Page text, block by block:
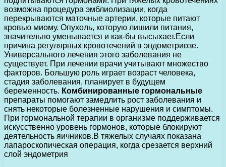
возможна процедура эмблиолизации, когда
перекрываются маточные артерии, которые питают
кровью миому. Опухоль, которую лишили питания,
значительно уменьшается и как-бы высыхает.Если
причина регулярных кровотечений в эндометриозе.
Универсального лечения этого заболевания не
существует. При лечении врачи учитывают множество
факторов. Большую роль играет возраст человека,
стадия заболевания, планирует в будущем
беременность. Комбинированные гормональные
препараты помогают замедлить рост заболевания и
снять некоторые болезненные нарушения и симптомы.
При гормональной терапии в организме поддерживается
искусственно уровень гормонов, которые блокируют
деятельность яичников.В тяжелых случаях показана
лапароскопическая операция, когда срезается верхний
слой эндометрия